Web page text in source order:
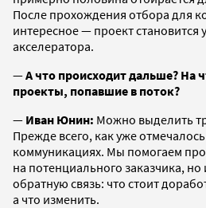
После прохождения отбора для
интересное — проект становится
акселератора.
—А что происходит дальше? На
проекты, попавшие в поток?
— Иван Юнин: Можно выделить
Прежде всего, как уже
коммуникациях. Мы помогаем
на потенциального заказчика, но
обратную связь: что стоит
а что изменить.